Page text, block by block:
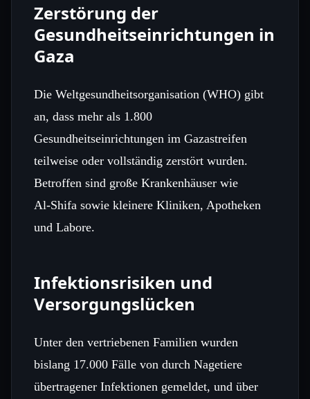
Zerstörung der
Gesundheitseinrichtungen in
Gaza
Die Weltgesundheitsorganisation (WHO) gibt
an, dass mehr als 1.800
Gesundheitseinrichtungen im Gazastreifen
teilweise oder vollständig zerstört wurden.
Betroffen sind große Krankenhäuser wie
Al‑Shifa sowie kleinere Kliniken, Apotheken
und Labore.
Infektionsrisiken und
Versorgungslücken
Unter den vertriebenen Familien wurden
bislang 17.000 Fälle von durch Nagetiere
übertragener Infektionen gemeldet, und über